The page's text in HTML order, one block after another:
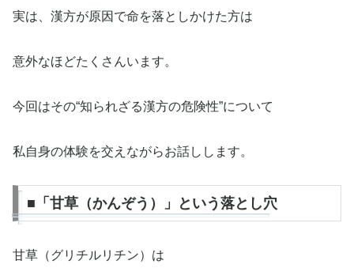
実は、漢方が原因で命を落としかけた方は
意外なほどたくさんいます。
今回はその“知られざる漢方の危険性”について
私自身の体験を交えながらお話しします。
■「甘草（かんぞう）」という落とし穴
甘草（グリチルリチン）は